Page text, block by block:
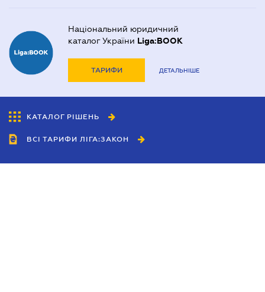
Національний юридичний
каталог України Liga:BOOK
ТАРИФИ ДЕТАЛЬНІШЕ
КАТАЛОГ РІШЕНЬ
ВСІ ТАРИФИ ЛІГА:ЗАКОН